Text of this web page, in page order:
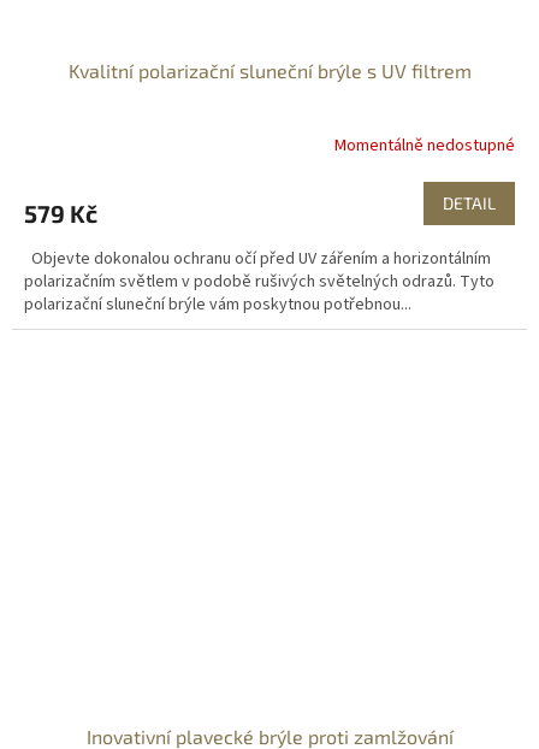
Kvalitní polarizační sluneční brýle s UV filtrem
Momentálně nedostupné
579 Kč DETAIL
Objevte dokonalou ochranu očí před UV zářením a horizontálním
polarizačním světlem v podobě rušivých světelných odrazů. Tyto
polarizační sluneční brýle vám poskytnou potřebnou...
Inovativní plavecké brýle proti zamlžování